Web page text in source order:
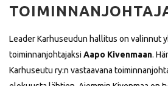
Leader Karhuseudun hallitus on valinnut
toiminnanjohtajaksi Aapo Kivenmaan.
Karhuseutu ry:n vastaavana